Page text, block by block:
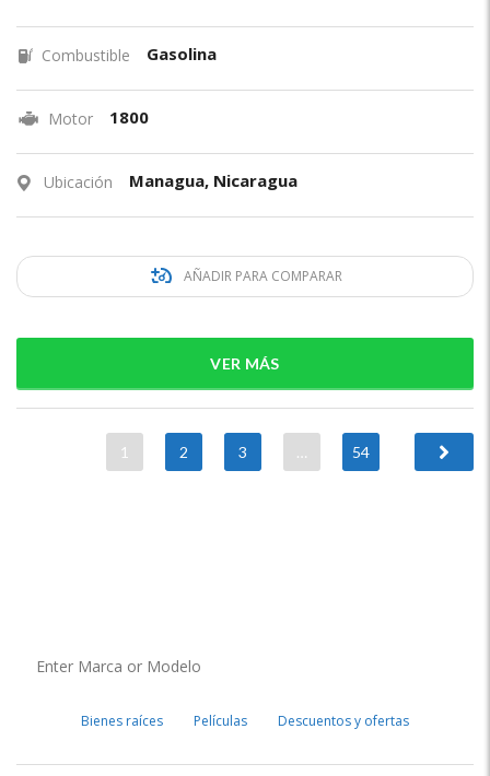
Combustible Gasolina
Motor 1800
Ubicación Managua, Nicaragua
AÑADIR PARA COMPARAR
VER MÁS
1 2 3 … 54
Bienes raíces Películas Descuentos y ofertas